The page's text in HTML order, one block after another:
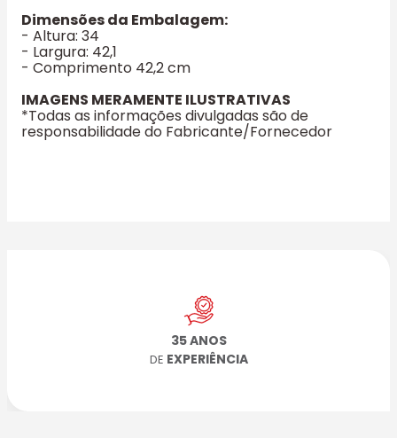
Dimensões da Embalagem:
- Altura: 34
- Largura: 42,1
- Comprimento 42,2 cm
IMAGENS MERAMENTE ILUSTRATIVAS
*Todas as informações divulgadas são de
responsabilidade do Fabricante/Fornecedor
35 ANOS
DE EXPERIÊNCIA